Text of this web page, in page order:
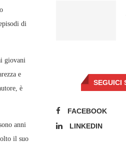
di
giovani
e
è
anni
il suo
SEGUICI
FACEBOOK
LINKEDIN